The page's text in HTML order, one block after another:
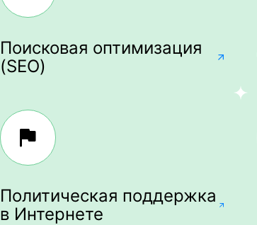
Поисковая оптимизация
(SEO)
Политическая поддержка
в Интернете